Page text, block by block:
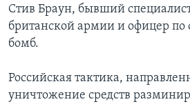
Стив Браун, бывший
британской армии и офицер
бомб.
Российская тактика,
уничтожение средств